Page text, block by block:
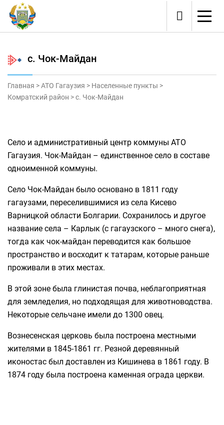
с. Чок-Майдан
Главная >ATO Гагаузия > Населенные пункты >
Комратский район >с. Чок-Майдан
Село и административный центр коммуны АТО
Гагаузия. Чок-Майдан – единственное село в составе
одноименной коммуны.
Село Чок-Майдан было основано в 1811 году
гагаузами, переселившимися из села Кисево
Варницкой области Болгарии. Сохранилось и другое
название села – Карлык (с гагаузского – много снега),
тогда как чок-майдан переводится как большое
пространство и восходит к татарам, которые раньше
проживали в этих местах.
В этой зоне была глинистая почва, неблагоприятная
для земледелия, но подходящая для животноводства.
Некоторые сельчане имели до 1300 овец.
Вознесенская церковь была построена местными
жителями в 1845-1861 гг. Резной деревянный
иконостас был доставлен из Кишинева в 1861 году. В
1874 году была построена каменная ограда церкви.